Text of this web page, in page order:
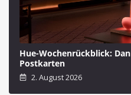
Hue-Wochenrückblick:
Postkarten
2. August 2026